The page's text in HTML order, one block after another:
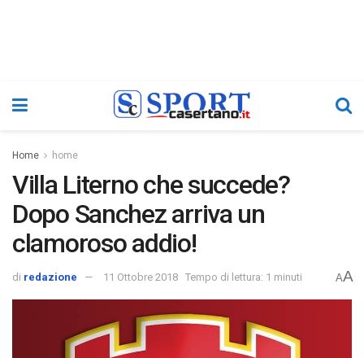
Home home
Villa Literno che succede?
Dopo Sanchez arriva un
clamoroso addio!
di redazione 11 Ottobre 2018 Tempo di lettura: 1 minuti AA